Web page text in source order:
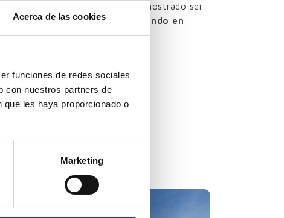
Acerca de las cookies
funciones de redes sociales
con nuestros partners de
les haya proporcionado o
Marketing
accionamiento manual han demostrado ser
mediante el mando en
el largo plazo, y reduce